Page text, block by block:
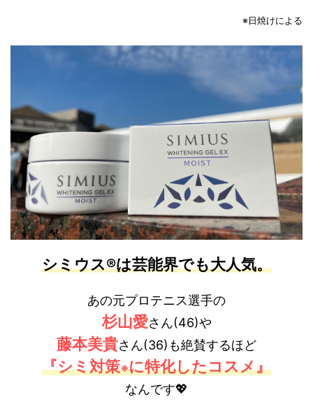
※日焼けによる
シミウス®は芸能界でも大人気。
あの元プロテニス選手の
杉山愛さん(46)や
藤本美貴さん(36)も絶賛するほど
『シミ対策※に特化したコスメ』
なんです💖